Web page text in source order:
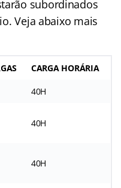
subordinados
Veja abaixo mais
CARGA HORÁRIA
40H
40H
40H